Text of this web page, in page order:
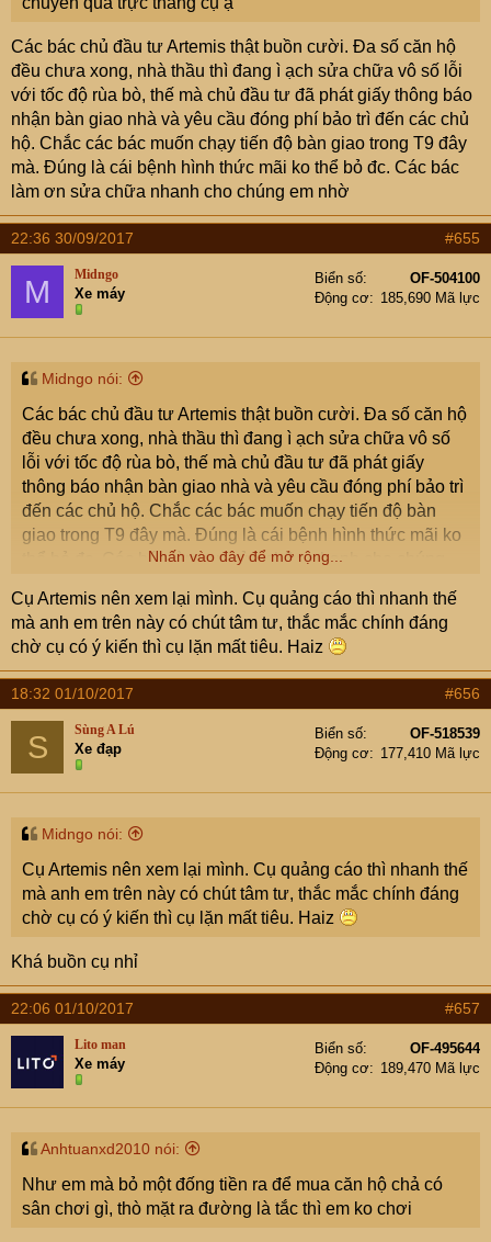
Các bác chủ đầu tư Artemis thật buồn cười. Đa số căn hộ
đều chưa xong, nhà thầu thì đang ì ạch sửa chữa vô số lỗi
với tốc độ rùa bò, thế mà chủ đầu tư đã phát giấy thông báo
nhận bàn giao nhà và yêu cầu đóng phí bảo trì đến các chủ
hộ. Chắc các bác muốn chạy tiến độ bàn giao trong T9 đây
mà. Đúng là cái bệnh hình thức mãi ko thể bỏ đc. Các bác
làm ơn sửa chữa nhanh cho chúng em nhờ
22:36 30/09/2017 #655
M Midngo
Xe máy
Biển số
OF-504100
Động cơ
185,690 Mã lực
Midngo nói:
Các bác chủ đầu tư Artemis thật buồn cười. Đa số căn hộ
đều chưa xong, nhà thầu thì đang ì ạch sửa chữa vô số
lỗi với tốc độ rùa bò, thế mà chủ đầu tư đã phát giấy
thông báo nhận bàn giao nhà và yêu cầu đóng phí bảo trì
đến các chủ hộ. Chắc các bác muốn chạy tiến độ bàn
giao trong T9 đây mà. Đúng là cái bệnh hình thức mãi ko
thể bỏ đc. Các bác làm ơn sửa chữa nhanh cho chúng
Nhấn vào đây để mở rộng...
Cụ Artemis nên xem lại mình. Cụ quảng cáo thì nhanh thế
mà anh em trên này có chút tâm tư, thắc mắc chính đáng
chờ cụ có ý kiến thì cụ lặn mất tiêu. Haiz
18:32 01/10/2017 #656
S Sùng A Lú
Xe đạp
Biển số
OF-518539
Động cơ
177,410 Mã lực
Midngo nói:
Cụ Artemis nên xem lại mình. Cụ quảng cáo thì nhanh thế
mà anh em trên này có chút tâm tư, thắc mắc chính đáng
chờ cụ có ý kiến thì cụ lặn mất tiêu. Haiz
Khá buồn cụ nhỉ
22:06 01/10/2017 #657
Lito man
Xe máy
Biển số
OF-495644
Động cơ
189,470 Mã lực
Anhtuanxd2010 nói:
Như em mà bỏ một đống tiền ra để mua căn hộ chả có
sân chơi gì, thò mặt ra đường là tắc thì em ko chơi